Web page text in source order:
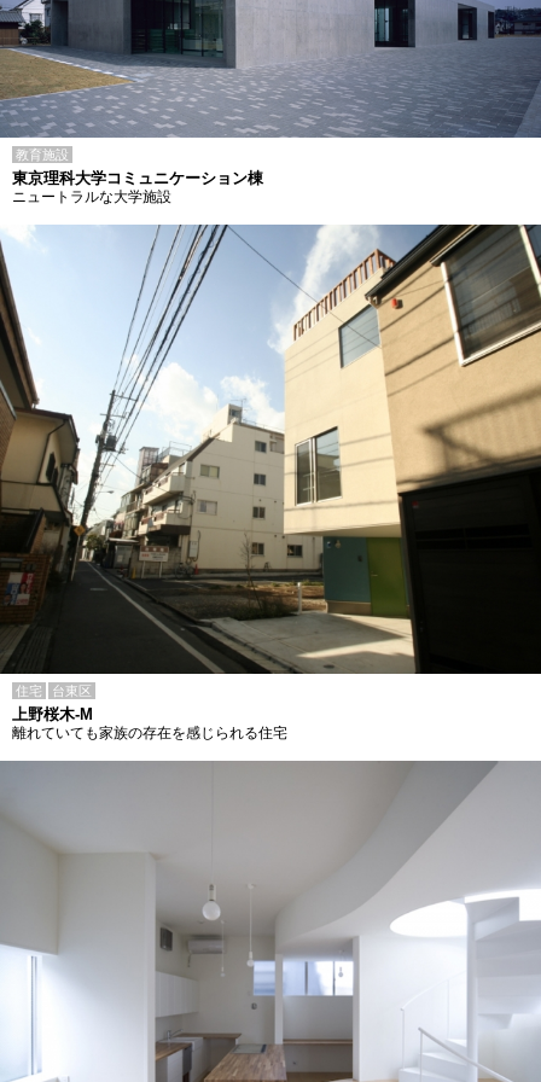
教育施設
東京理科大学コミュニケーション棟
ニュートラルな大学施設
住宅 台東区
上野桜木-M
離れていても家族の存在を感じられる住宅